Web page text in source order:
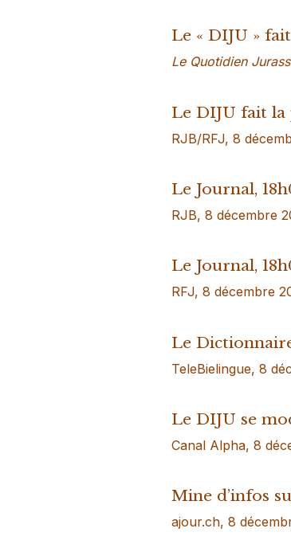
Le « DIJU »
Le Quotidien
Le DIJU fait la
RJB/RFJ, 8
Le Journal,
RJB, 8 décembre
Le Journal,
RFJ, 8 décembre
Le
TeleBielingue, 8
Le DIJU se
Canal Alpha, 8
Mine d’infos
ajour.ch, 8